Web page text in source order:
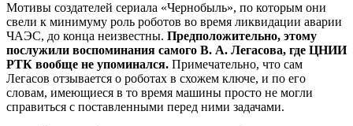
Мотивы создателей сериала «Чернобыль», по которым они
свели к минимуму роль роботов во время ликвидации аварии
ЧАЭС, до конца неизвестны. Предположительно, этому
послужили воспоминания самого В. А. Легасова, где ЦНИИ
РТК вообще не упоминался. Примечательно, что сам
Легасов отзывается о роботах в схожем ключе, и по его
словам, имеющиеся в то время машины просто не могли
справиться с поставленными перед ними задачами.